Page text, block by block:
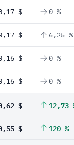
$ 0 %
$ 6,25 %
$ 0 %
$ 0 %
$ 12,73
$ 120 %